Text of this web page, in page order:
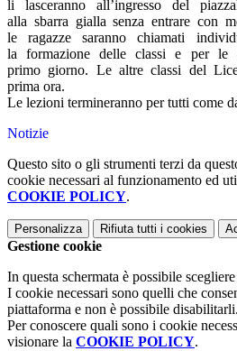
li lasceranno all’ingresso del
alla sbarra gialla senza entrare con
le ragazze saranno chiamati
la formazione delle classi e per le
primo giorno. Le altre classi del
prima ora.
Le lezioni termineranno per tutti come
Notizie
Questo sito o gli strumenti terzi da
cookie necessari al funzionamento ed
COOKIE POLICY.
Personalizza Rifiuta tutti i cookies
Gestione cookie
In questa schermata è possibile
I cookie necessari sono quelli che
piattaforma e non è possibile disabilitarli.
Per conoscere quali sono i cookie
visionare la COOKIE POLICY.